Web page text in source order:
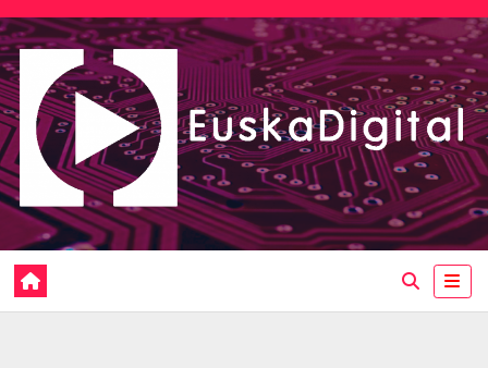
Saltar
al
contenido